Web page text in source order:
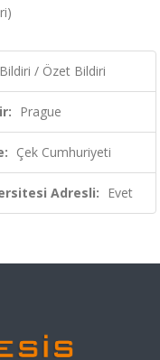
Bildiri / Özet Bildiri
Prague
Çek Cumhuriyeti
Adresli: Evet